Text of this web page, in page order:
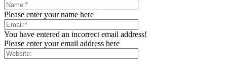
Please enter your name here
You have entered an incorrect email address!
Please enter your email address here